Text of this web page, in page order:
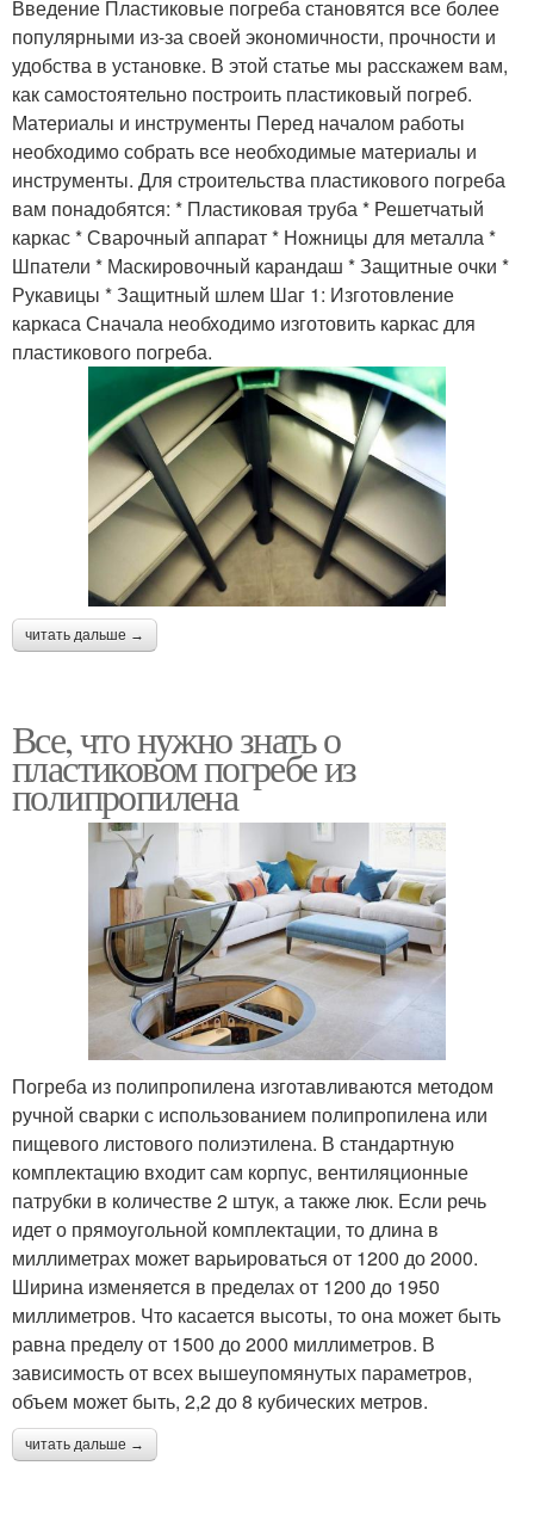
Введение Пластиковые погреба становятся все более
популярными из-за своей экономичности, прочности и
удобства в установке. В этой статье мы расскажем вам,
как самостоятельно построить пластиковый погреб.
Материалы и инструменты Перед началом работы
необходимо собрать все необходимые материалы и
инструменты. Для строительства пластикового погреба
вам понадобятся: * Пластиковая труба * Решетчатый
каркас * Сварочный аппарат * Ножницы для металла *
Шпатели * Маскировочный карандаш * Защитные очки *
Рукавицы * Защитный шлем Шаг 1: Изготовление
каркаса Сначала необходимо изготовить каркас для
пластикового погреба.
читать дальше →
Все, что нужно знать о
пластиковом погребе из
полипропилена
Погреба из полипропилена изготавливаются методом
ручной сварки с использованием полипропилена или
пищевого листового полиэтилена. В стандартную
комплектацию входит сам корпус, вентиляционные
патрубки в количестве 2 штук, а также люк. Если речь
идет о прямоугольной комплектации, то длина в
миллиметрах может варьироваться от 1200 до 2000.
Ширина изменяется в пределах от 1200 до 1950
миллиметров. Что касается высоты, то она может быть
равна пределу от 1500 до 2000 миллиметров. В
зависимость от всех вышеупомянутых параметров,
объем может быть, 2,2 до 8 кубических метров.
читать дальше →